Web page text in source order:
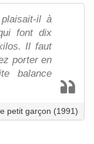
il à
font dix
Il faut
porter en
balance
petit garçon (1991)